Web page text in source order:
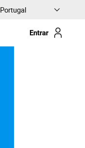
Portugal
Entrar